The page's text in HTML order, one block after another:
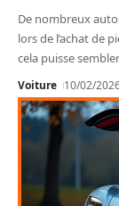
De nombreux
lors de l’achat de
cela puisse sembler
Voiture 10/02/